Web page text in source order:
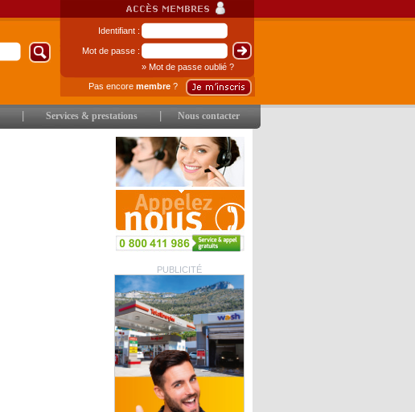
Identifiant :
Mot de passe :
» Mot de passe oublié ?
Pas encore membre ?
Services & prestations Nous contacter
PUBLICITÉ